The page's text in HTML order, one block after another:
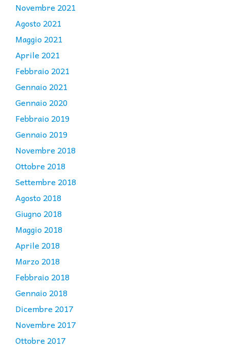
Novembre 2021
Agosto 2021
Maggio 2021
Aprile 2021
Febbraio 2021
Gennaio 2021
Gennaio 2020
Febbraio 2019
Gennaio 2019
Novembre 2018
Ottobre 2018
Settembre 2018
Agosto 2018
Giugno 2018
Maggio 2018
Aprile 2018
Marzo 2018
Febbraio 2018
Gennaio 2018
Dicembre 2017
Novembre 2017
Ottobre 2017